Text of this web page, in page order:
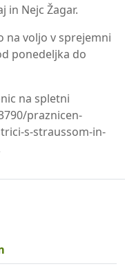
in Nejc Žagar.
na voljo v sprejemni
ponedeljka do
na spletni
praznicen-
s-straussom-in-